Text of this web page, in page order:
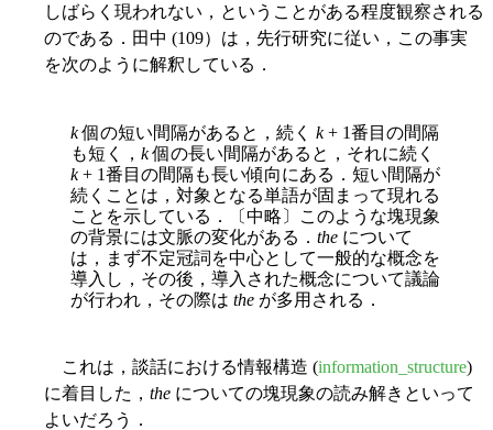
しばらく現われない，ということがある程度観察される
のである．田中 (109）は，先行研究に従い，この事実
を次のように解釈している．
k個の短い間隔があると，続く k+ 1番目の間隔
も短く， k個の長い間隔があると，それに続く
k+ 1番目の間隔も長い傾向にある．短い間隔が
続くことは，対象となる単語が固まって現れる
ことを示している．〔中略〕このような塊現象
の背景には文脈の変化がある． the について
は，まず不定冠詞を中心として一般的な概念を
導入し，その後，導入された概念について議論
が行われ，その際は the が多用される．
これは，談話における情報構造 (information_structure)
に着目した， the についての塊現象の読み解きといって
よいだろう．